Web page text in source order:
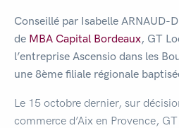
Conseillé par Isabelle ARNAUD-
de MBA Capital Bordeaux, GT
l’entreprise Ascensio dans les
une 8ème filiale régionale
Le 15 octobre dernier, sur
commerce d’Aix en Provence,